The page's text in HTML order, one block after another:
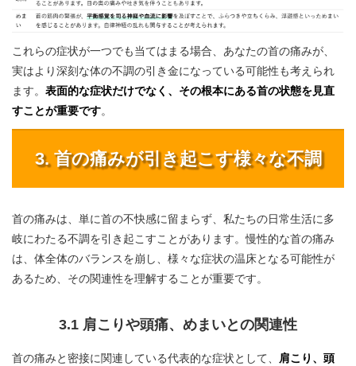
これらの症状が一つでも当てはまる場合、あなたの首の痛みが、
実はより深刻な体の不調の引き金になっている可能性も考えられ
ます。 表面的な症状だけでなく、その根本にある首の状態を見直
すことが重要です。
3. 首の痛みが引き起こす様々な不調
首の痛みは、単に首の不快感に留まらず、私たちの日常生活に多
岐にわたる不調を引き起こすことがあります。慢性的な首の痛み
は、体全体のバランスを崩し、様々な症状の温床となる可能性が
あるため、その関連性を理解することが重要です。
3.1 肩こりや頭痛、めまいとの関連性
首の痛みと密接に関連している代表的な症状として、 肩こり、頭